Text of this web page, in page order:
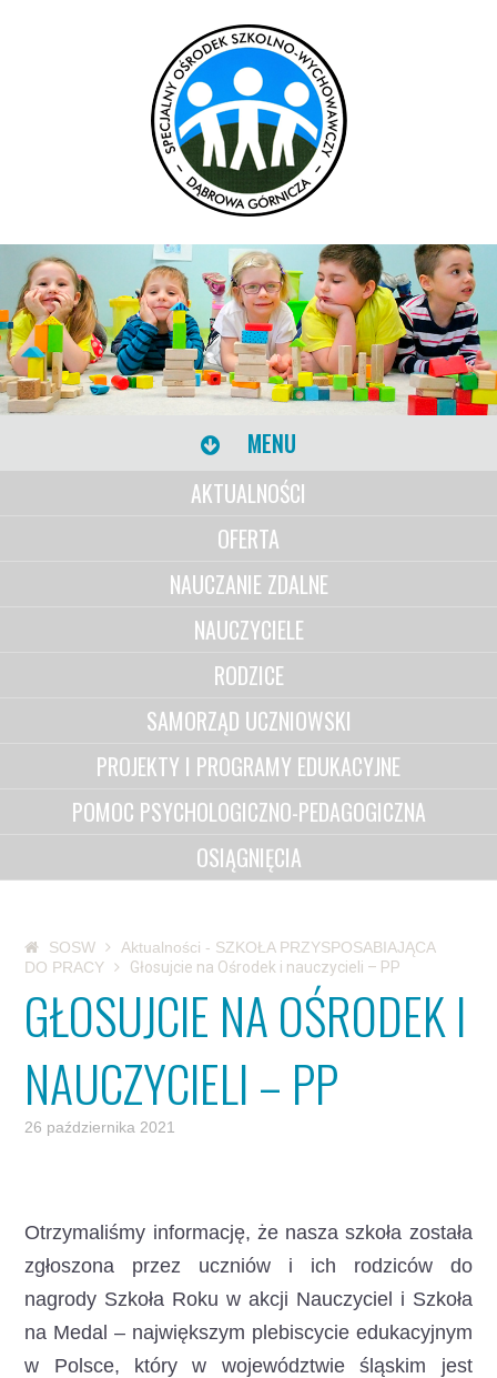
MENU
AKTUALNOŚCI
OFERTA
NAUCZANIE ZDALNE
NAUCZYCIELE
RODZICE
SAMORZĄD UCZNIOWSKI
PROJEKTY I PROGRAMY EDUKACYJNE
POMOC PSYCHOLOGICZNO-PEDAGOGICZNA
OSIĄGNIĘCIA
SOSW
Aktualności - SZKOŁA PRZYSPOSABIAJĄCA
DO PRACY
Głosujcie na Ośrodek i nauczycieli – PP
GŁOSUJCIE NA OŚRODEK I
NAUCZYCIELI – PP
26 października 2021
Otrzymaliśmy informację, że nasza szkoła została
zgłoszona przez uczniów i ich rodziców do
nagrody Szkoła Roku w akcji Nauczyciel i Szkoła
na Medal – największym plebiscycie edukacyjnym
w Polsce, który w województwie śląskim jest